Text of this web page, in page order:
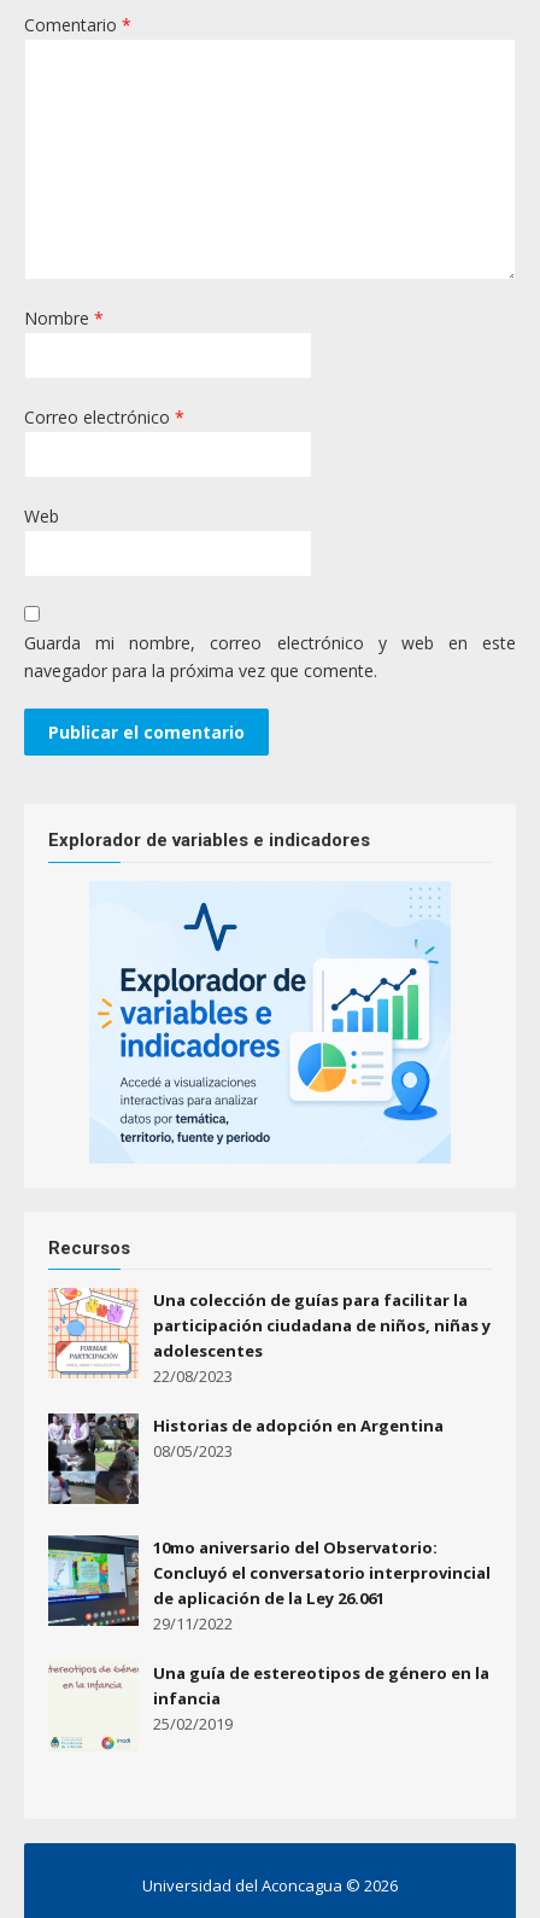
Comentario *
Nombre *
Correo electrónico *
Web
Guarda mi nombre, correo electrónico y web en este
navegador para la próxima vez que comente.
Explorador de variables e indicadores
Recursos
Una colección de guías para facilitar la
participación ciudadana de niños, niñas y
adolescentes
22/08/2023
Historias de adopción en Argentina
08/05/2023
10mo aniversario del Observatorio:
Concluyó el conversatorio interprovincial
de aplicación de la Ley 26.061
29/11/2022
Una guía de estereotipos de género en la
infancia
25/02/2019
Universidad del Aconcagua © 2026